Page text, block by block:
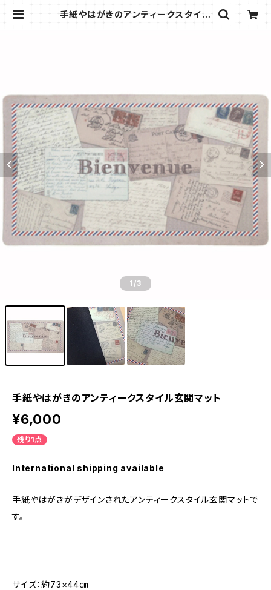
手紙やはがきのアンティークスタイル
1/3
手紙やはがきのアンティークスタイル玄関マット
¥6,000
残り1点
International shipping available
手紙やはがきがデザインされたアンティークスタイル玄関マットで
す。
サイズ：約73×44㎝